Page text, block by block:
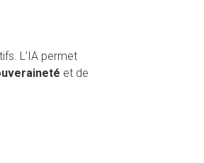
L’IA permet
et de